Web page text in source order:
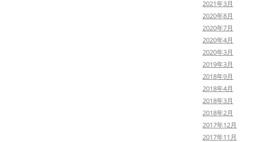
2021年3月
2020年8月
2020年7月
2020年4月
2020年3月
2019年3月
2018年9月
2018年4月
2018年3月
2018年2月
2017年12月
2017年11月